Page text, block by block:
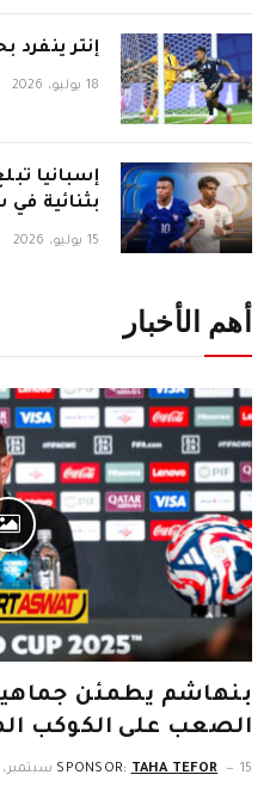
إنتر ينفرد
18 يوليو، 2026
بثنائية
15 يوليو، 2026
أهم الأخبار
بنهاشم يطمئن جماهير
الصعب على الكوكب
SPONSOR: TAHA TEFOR 15 سبتمبر، 2025